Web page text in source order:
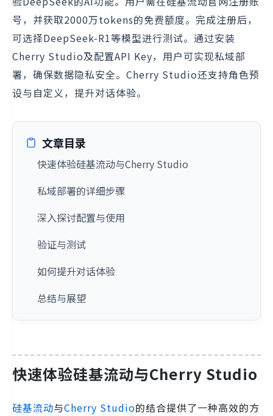
号，并获取2000万tokens的免费额度。完成注册后，
可选择DeepSeek-R1等模型进行测试。通过安装
Cherry Studio及配置API Key，用户可实现私域部
署，确保数据隐私安全。Cherry Studio还支持角色预
设与自定义，提升对话体验。
文章目录
快速体验硅基流动与Cherry Studio
私域部署的详细步骤
深入探讨配置与使用
验证与测试
如何提升对话体验
总结与展望
快速体验硅基流动与Cherry Studio
硅基流动与Cherry Studio的结合提供了一种高效的方